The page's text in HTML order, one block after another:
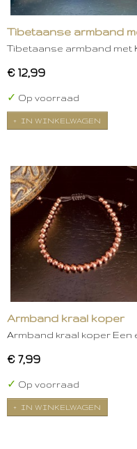
Tibetaanse armband
Tibetaanse armband met
€ 12,99
✓ Op voorraad
IN WINKELWAGEN
Armband kraal koper
Armband kraal koper Een
€ 7,99
✓ Op voorraad
IN WINKELWAGEN